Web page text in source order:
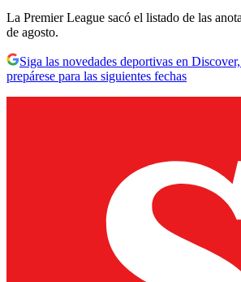
La Premier League sacó el listado de las
de agosto.
Siga las novedades deportivas en
prepárese para las siguientes fechas